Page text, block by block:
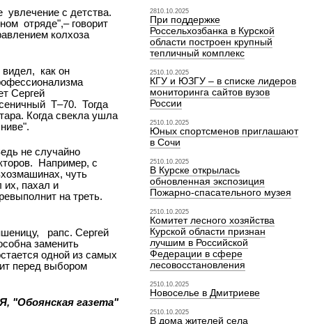
увлечение с детства.
отряде",– говорит
колхоза
как он
Сергей
Т–70. Тогда
Когда свекла ушла
не случайно
Например, с
чуть
их, пахал и
на треть.
рапс. Сергей
заменить
одной из самых
перед выбором
"Обоянская газета"
2810.10.2025
При поддержке
Россельхозбанка в Курской
области построен крупный
тепличный комплекс
2510.10.2025
КГУ и ЮЗГУ – в списке лидеров
мониторинга сайтов вузов
России
2510.10.2025
Юных спортсменов приглашают
в Сочи
2510.10.2025
В Курске открылась
обновленная экспозиция
Пожарно-спасательного музея
2510.10.2025
Комитет лесного хозяйства
Курской области признан
лучшим в Российской
Федерации в сфере
лесовосстановления
2510.10.2025
Новоселье в Дмитриеве
2510.10.2025
В дома жителей села